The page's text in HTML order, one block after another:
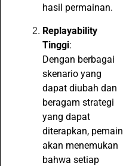
hasil permainan.
Replayability
Tinggi:
Dengan berbagai
skenario yang
dapat diubah dan
beragam strategi
yang dapat
diterapkan, pemain
akan menemukan
bahwa setiap